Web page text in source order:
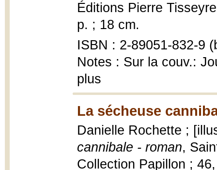
Éditions Pierre
p. ; 18 cm.
ISBN : 2-89051-832-9
Notes : Sur la couv.:
plus
La sécheuse
Danielle Rochette ;
cannibale - roman,
Collection Papillon ;